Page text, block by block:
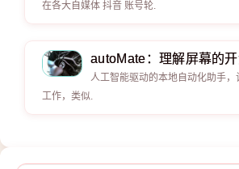
在各大自媒体 抖音 账号轮.
autoMate：理解屏幕的
人工智能驱动的本地自动化助手
工作，类似.